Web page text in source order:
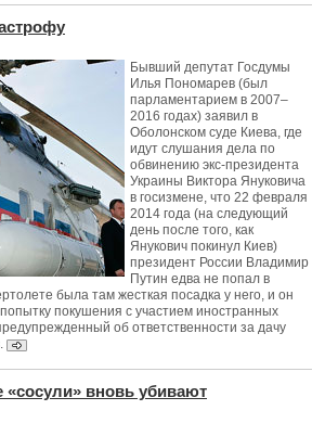
Бывший депутат Госдумы
Илья Пономарев (был
парламентарием в 2007–
2016 годах) заявил в
Оболонском суде Киева, где
идут слушания дела по
обвинению экс-президента
Украины Виктора Януковича
в госизмене, что 22 февраля
2014 года (на следующий
день после того, как
Янукович покинул Киев)
президент России Владимир
Путин едва не попал в
была там жесткая посадка у него, и он
покушения с участием иностранных
об ответственности за дачу
«сосули» вновь убивают